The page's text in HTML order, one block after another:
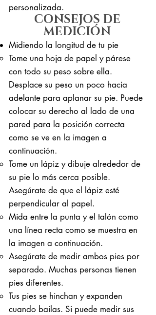
personalizada.
CONSEJOS DE
MEDICIÓN
Midiendo la longitud de tu pie
Tome una hoja de papel y párese
con todo su peso sobre ella. ​
Desplace su peso un poco hacia
adelante para aplanar su pie. Puede
colocar su derecho al lado de una
pared para la posición correcta
como se ve en la imagen a
continuación.
Tome un lápiz y dibuje alrededor de
su pie lo más cerca posible.
Asegúrate de que el lápiz esté
perpendicular al papel.
Mida entre la punta y el talón como
una línea recta como se muestra en
la imagen a continuación.
Asegúrate de medir ambos pies por
separado. Muchas personas tienen
pies diferentes.
Tus pies se hinchan y expanden
cuando bailas. Si puede medir sus